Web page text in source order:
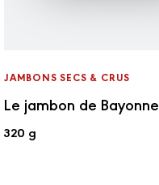
JAMBONS SECS & CRUS
Le jambon de Bayonne
320 g